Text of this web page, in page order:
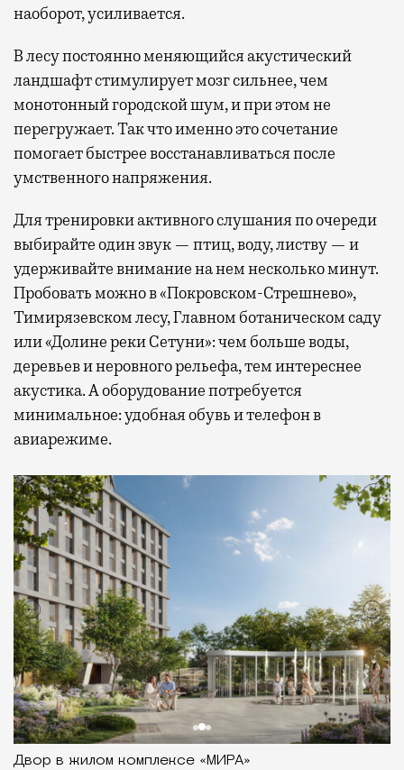
наоборот, усиливается.
В лесу постоянно меняющийся акустический
ландшафт стимулирует мозг сильнее, чем
монотонный городской шум, и при этом не
перегружает. Так что именно это сочетание
помогает быстрее восстанавливаться после
умственного напряжения.
Для тренировки активного слушания по очереди
выбирайте один звук — птиц, воду, листву — и
удерживайте внимание на нем несколько минут.
Пробовать можно в «Покровском-Стрешнево»,
Тимирязевском лесу, Главном ботаническом саду
или «Долине реки Сетуни»: чем больше воды,
деревьев и неровного рельефа, тем интереснее
акустика. А оборудование потребуется
минимальное: удобная обувь и телефон в
авиарежиме.
Двор в жилом комплексе «МИРА»